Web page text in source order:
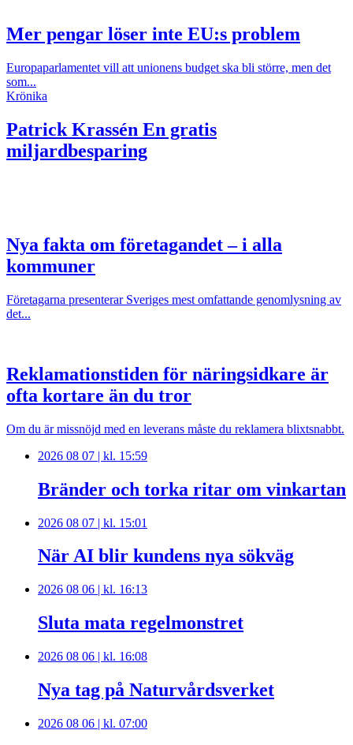
Mer pengar löser inte EU:s problem
Europaparlamentet vill att unionens budget ska bli större, men det
som...
Krönika
Patrick Krassén En gratis
miljardbesparing
Nya fakta om företagandet – i alla
kommuner
Företagarna presenterar Sveriges mest omfattande genomlysning av
det...
Reklamationstiden för näringsidkare är
ofta kortare än du tror
Om du är missnöjd med en leverans måste du reklamera blixtsnabbt.
2026 08 07 | kl. 15:59
Bränder och torka ritar om vinkartan
2026 08 07 | kl. 15:01
När AI blir kundens nya sökväg
2026 08 06 | kl. 16:13
Sluta mata regelmonstret
2026 08 06 | kl. 16:08
Nya tag på Naturvårdsverket
2026 08 06 | kl. 07:00